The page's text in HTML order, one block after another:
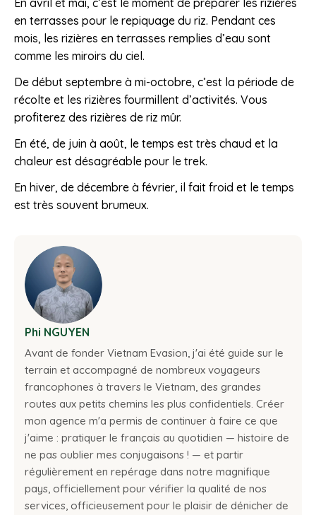
en terrasses pour le repiquage du riz. Pendant ces
mois, les rizières en terrasses remplies d’eau sont
comme les miroirs du ciel.
De début septembre à mi-octobre, c’est la période de
récolte et les rizières fourmillent d’activités. Vous
profiterez des rizières de riz mûr.
En été, de juin à août, le temps est très chaud et la
chaleur est désagréable pour le trek.
En hiver, de décembre à février, il fait froid et le temps
est très souvent brumeux.
Phi NGUYEN
Avant de fonder Vietnam Evasion, j'ai été guide sur le
terrain et accompagné de nombreux voyageurs
francophones à travers le Vietnam, des grandes
routes aux petits chemins les plus confidentiels. Créer
mon agence m'a permis de continuer à faire ce que
j'aime : pratiquer le français au quotidien — histoire de
ne pas oublier mes conjugaisons ! — et partir
régulièrement en repérage dans notre magnifique
pays, officiellement pour vérifier la qualité de nos
services, officieusement pour le plaisir de dénicher de